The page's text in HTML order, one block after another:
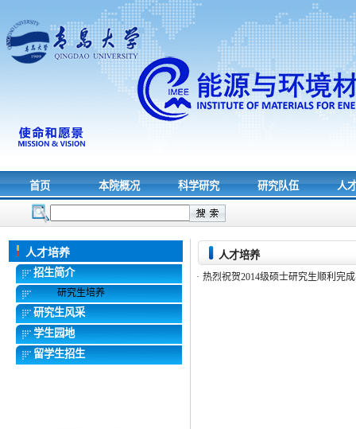
首页 本院概况 科学研究 研究队伍 人
人才培养
招生简介
研究生培养
研究生风采
学生园地
留学生招生
人才培养
· 热烈祝贺2014级硕士研究生顺利完